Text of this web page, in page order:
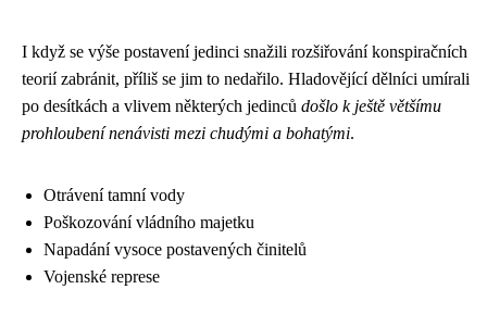
I když se výše postavení jedinci snažili rozšiřování konspiračních
teorií zabránit, příliš se jim to nedařilo. Hladovějící dělníci umírali
po desítkách a vlivem některých jedinců došlo k ještě většímu
prohloubení nenávisti mezi chudými a bohatými.
Otrávení tamní vody
Poškozování vládního majetku
Napadání vysoce postavených činitelů
Vojenské represe